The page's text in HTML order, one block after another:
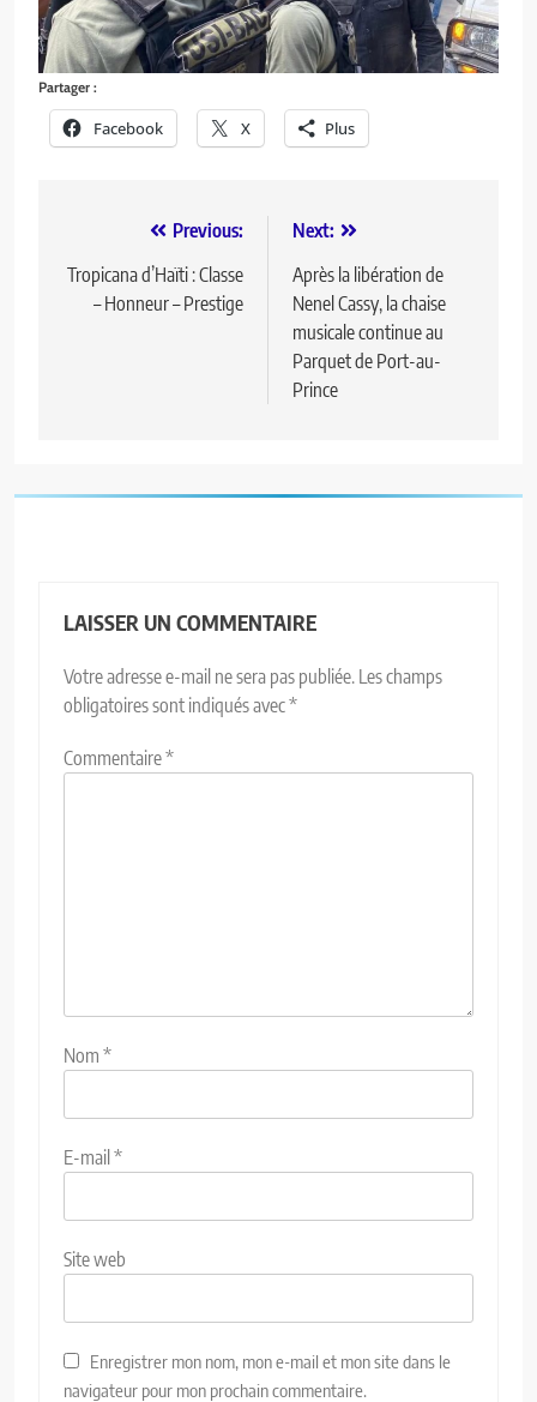
Partager :
Facebook X Plus
Previous:
Tropicana d’Haïti : Classe
– Honneur – Prestige
Next:
Après la libération de
Nenel Cassy, la chaise
musicale continue au
Parquet de Port-au-
Prince
LAISSER UN COMMENTAIRE
Votre adresse e-mail ne sera pas publiée. Les champs
obligatoires sont indiqués avec*
Commentaire*
Nom *
E-mail*
Site web
Enregistrer mon nom, mon e-mail et mon site dans le
navigateur pour mon prochain commentaire.